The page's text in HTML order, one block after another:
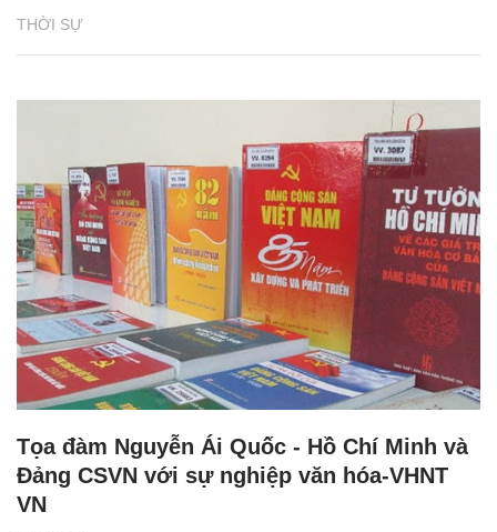
THỜI SỰ
Tọa đàm Nguyễn Ái Quốc - Hồ Chí Minh và
Đảng CSVN với sự nghiệp văn hóa-VHNT
VN